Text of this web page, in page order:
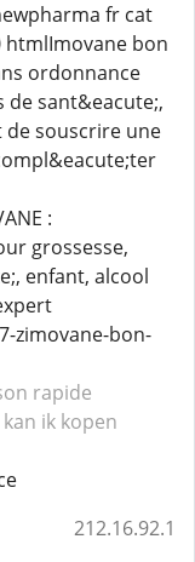
fr cat
bon
ordonnance
de sant&eacute;,
souscrire une
:
grossesse,
enfant, alcool
zimovane-bon-
rapide
ik kopen
212.16.92.1